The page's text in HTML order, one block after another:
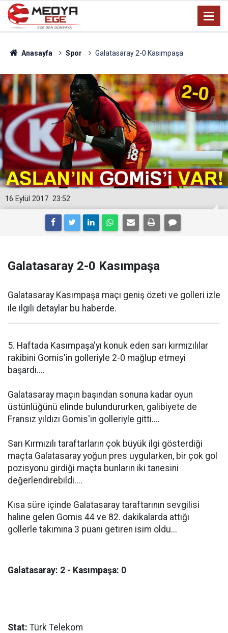
Anasayfa Spor Galatasaray 2-0 Kasımpaşa
23:52
16 Eylül 2017
Galatasaray 2-0 Kasımpaşa
Galatasaray Kasımpaşa maçı geniş özeti ve golleri izle
ile ilgili detaylar bu haberde.
5. Haftada Kasımpaşa'yı konuk eden sarı kırmızılılar
rakibini Gomis'in golleriyle 2-0 mağlup etmeyi
başardı....
Galatasaray maçın başından sonuna kadar oyun
üstünlüğünü elinde bulundururken, galibiyete de
Fransız yıldızı Gomis'in golleriyle gitti....
Sarı Kırmızılı taraftarların çok büyük ilgi gösterdiği
maçta Galatasaray yoğun pres uygularken, bir çok gol
pozisyonu girdiği maçta bunların iki tanesini
değerlendirebildi....
Kısa süre içinde Galatasaray taraftarının sevgilisi
haline gelen Gomis 44 ve 82. dakikalarda attığı
gollerle takımına 3 puanı getiren isim oldu...
Galatasaray: 2 - Kasımpaşa: 0
Stat: Türk Telekom